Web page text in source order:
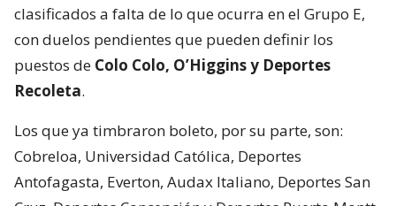
clasificados a falta de lo que ocurra en el Grupo E,
con duelos pendientes que pueden definir los
puestos de Colo Colo, O’Higgins y Deportes
Recoleta.
Los que ya timbraron boleto, por su parte, son:
Cobreloa, Universidad Católica, Deportes
Antofagasta, Everton, Audax Italiano, Deportes San